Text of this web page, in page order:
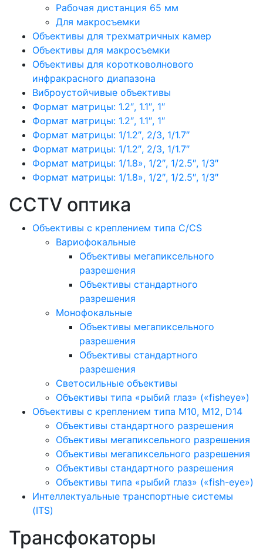
Рабочая дистанция 65 мм
Для макросъемки
Объективы для трехматричных камер
Объективы для макросъемки
Объективы для коротковолнового
инфракрасного диапазона
Виброустойчивые объективы
Формат матрицы: 1.2″, 1.1″, 1″
Формат матрицы: 1.2″, 1.1″, 1″
Формат матрицы: 1/1.2″, 2/3, 1/1.7″
Формат матрицы: 1/1.2″, 2/3, 1/1.7″
Формат матрицы: 1/1.8», 1/2″, 1/2.5″, 1/3″
Формат матрицы: 1/1.8», 1/2″, 1/2.5″, 1/3″
CCTV оптика
Объективы с креплением типа C/CS
Вариофокальные
Объективы мегапиксельного
разрешения
Объективы стандартного
разрешения
Монофокальные
Объективы мегапиксельного
разрешения
Объективы стандартного
разрешения
Светосильные объективы
Объективы типа «рыбий глаз» («fisheye»)
Объективы с креплением типа M10, M12, D14
Объективы стандартного разрешения
Объективы мегапиксельного разрешения
Объективы мегапиксельного разрешения
Объективы стандартного разрешения
Объективы типа «рыбий глаз» («fish-eye»)
Интеллектуальные транспортные системы
(ITS)
Трансфокаторы